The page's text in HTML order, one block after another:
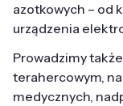
azotkowych – od
urządzenia
Prowadzimy
terahercowym,
medycznych,